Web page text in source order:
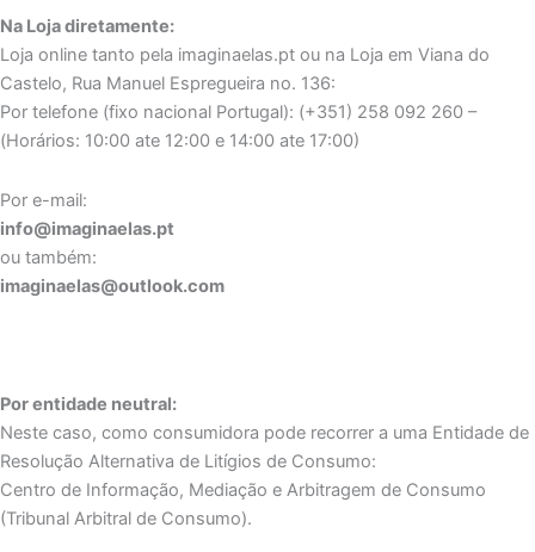
Na Loja diretamente:
Loja online tanto pela imaginaelas.pt ou na Loja em Viana do
Castelo, Rua Manuel Espregueira no. 136:
Por telefone (fixo nacional Portugal): (+351) 258 092 260 –
(Horários: 10:00 ate 12:00 e 14:00 ate 17:00)
Por e-mail:
info@imaginaelas.pt
ou também:
imaginaelas@outlook.com
Por entidade neutral:
Neste caso, como consumidora pode recorrer a uma Entidade de
Resolução Alternativa de Litígios de Consumo:
Centro de Informação, Mediação e Arbitragem de Consumo
(Tribunal Arbitral de Consumo).